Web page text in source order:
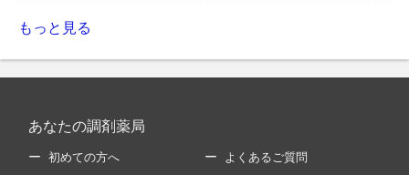
もっと見る
あなたの調剤薬局
初めての方へ よくあるご質問